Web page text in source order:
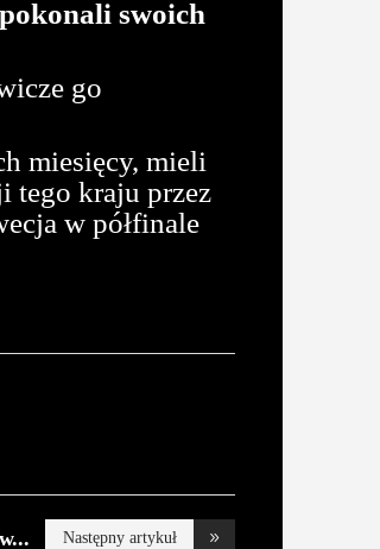
swoich
go
miesięcy, mieli
tego kraju przez
w półfinale
Następny artykuł